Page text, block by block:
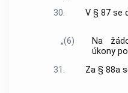
30.
V § 87 se
„(6)
Na
úkony
31.
Za § 88a